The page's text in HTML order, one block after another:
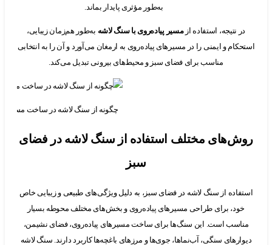
به‌طور مؤثری پایدار بماند.
نتیجه، استفاده ازمسیر پیاده‌روی با سنگ لاشهبه‌طور هم‌زمان زیبایی،
و ایمنی را در مسیرهای پیاده‌روی به ارمغان می‌آورد و آن را به انتخابی
مناسب برای فضای سبز و محیط‌های بیرونی تبدیل می‌کند.
چگونه از سنگ لاشه در ساخت مسیرهای
مختلف استفاده از سنگ لاشه در فضای
از سنگ لاشه در فضای سبز، به دلیل ویژگی‌های طبیعی و زیبایی خاص
برای طراحی مسیرهای پیاده‌روی و بخش‌های مختلف محوطه بسیار
است. این سنگ‌ها برای ساخت مسیرهای پیاده‌روی، فضای نشیمن،
سنگی، آب‌نماها، جوی‌ها و مرزهای باغچه‌ها کاربرد دارند. سنگ لاشه